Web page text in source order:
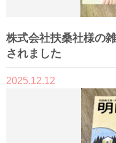
株式会社扶桑社様の
されました
2025.12.12